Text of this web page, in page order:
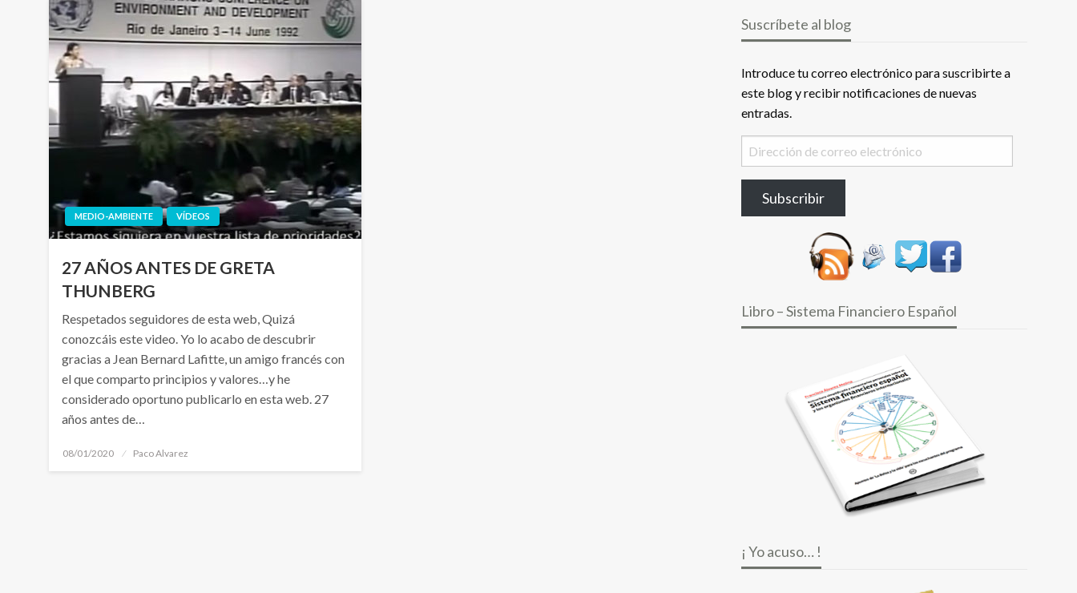
MEDIO-AMBIENTE VÍDEOS
27 AÑOS ANTES DE GRETA
THUNBERG
Respetados seguidores de esta web, Quizá
conozcáis este video. Yo lo acabo de descubrir
gracias a Jean Bernard Lafitte, un amigo francés con
el que comparto principios y valores…y he
considerado oportuno publicarlo en esta web. 27
años antes de…
Publicado
08/01/2020 Paco Alvarez
Suscríbete al blog
Introduce tu correo electrónico para suscribirte a
este blog y recibir notificaciones de nuevas
entradas.
Dirección
de
electrónico
Subscribir
Libro – Sistema Financiero Español
¡ Yo acuso… !